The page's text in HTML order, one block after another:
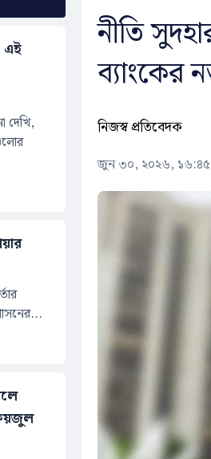
এই
নীতি
ব্যাংকের
নিজস্ব প্রতিবেদক
জুন ৩০, ২০২৬, ১৬:৪৫